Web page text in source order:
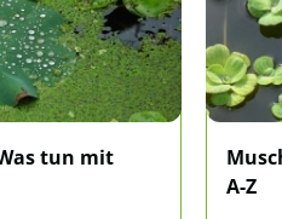
tun mit
A-Z